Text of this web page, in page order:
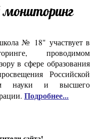
№ 18" участвует в
проводимом
в сфере образования
Российской
науки и высшего
Подробнее...